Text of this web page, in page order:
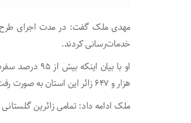
خدمات‌رسانی کردند.
هزار و ۶۴۷ زائر این استان به صورت رفت و برگشت از ناوگان حمل و نقل عمومی استفاده کرده اند.
ملک ادامه داد: تمامی زائرین